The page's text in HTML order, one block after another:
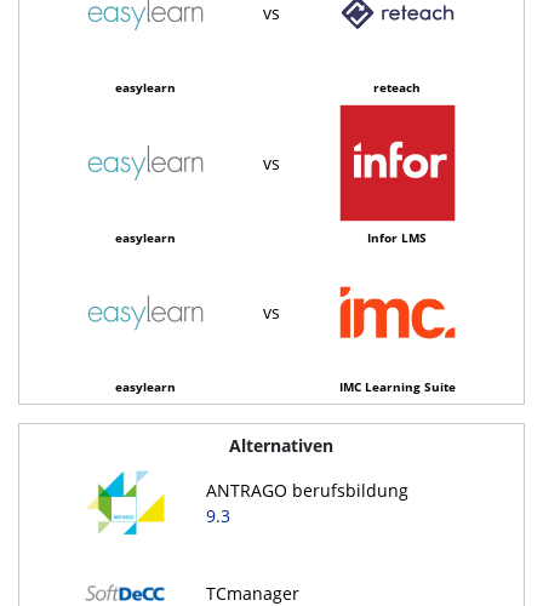
vs
easylearn reteach
vs
easylearn Infor LMS
vs
easylearn IMC Learning Suite
Alternativen
ANTRAGO berufsbildung
9.3
TCmanager